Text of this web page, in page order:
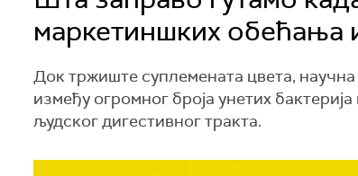
маркетиншких обећања
Док тржиште суплемената цвета,
између огромног броја унетих
људског дигестивног тракта.